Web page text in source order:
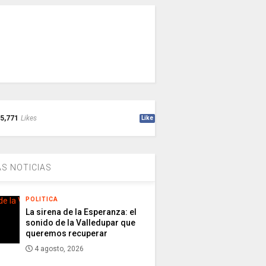
5,771 Likes Like
NOTICIAS
POLITICA
La sirena de la Esperanza: el
sonido de la Valledupar que
queremos recuperar
4 agosto, 2026